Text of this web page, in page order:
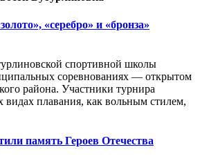
«серебро» и «бронза»
спортивной школы
соревнованиях — открытом
района. Участники турнира
видах плавания, как вольным стилем,
память Героев Отечества